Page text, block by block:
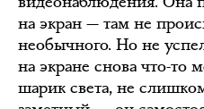
на экран — там не
необычного. Но не
на экране снова что-то
шарик света, не